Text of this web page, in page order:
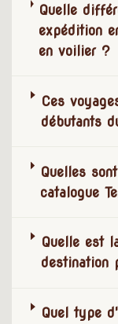
Quelle
expédition
en voilier ?
Ces
débutants
Quelles
catalogue
Quelle est
destination
Quel type